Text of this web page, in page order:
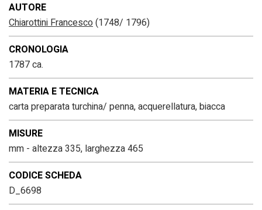
AUTORE
Chiarottini Francesco(1748/ 1796)
CRONOLOGIA
1787 ca.
MATERIA E TECNICA
carta preparata turchina/ penna, acquerellatura, biacca
MISURE
mm - altezza 335, larghezza 465
CODICE SCHEDA
D_6698